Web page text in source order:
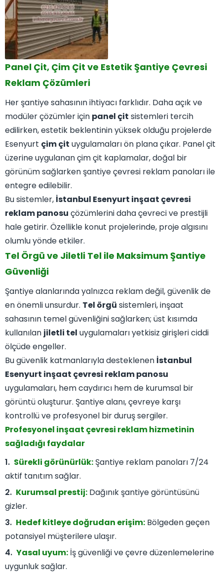
Panel Çit, Çim Çit ve Estetik Şantiye Çevresi
Reklam Çözümleri
Her şantiye sahasının ihtiyacı farklıdır. Daha açık ve
modüler çözümler için panel çit sistemleri tercih
edilirken, estetik beklentinin yüksek olduğu projelerde
Esenyurt çim çit uygulamaları ön plana çıkar. Panel çit
üzerine uygulanan çim çit kaplamalar, doğal bir
görünüm sağlarken şantiye çevresi reklam panoları ile
entegre edilebilir.
Bu sistemler, İstanbul Esenyurt inşaat çevresi
reklam panosu çözümlerini daha çevreci ve prestijli
hale getirir. Özellikle konut projelerinde, proje algısını
olumlu yönde etkiler.
Tel Örgü ve Jiletli Tel ile Maksimum Şantiye
Güvenliği
Şantiye alanlarında yalnızca reklam değil, güvenlik de
en önemli unsurdur. Tel örgü sistemleri, inşaat
sahasının temel güvenliğini sağlarken; üst kısımda
kullanılan jiletli tel uygulamaları yetkisiz girişleri ciddi
ölçüde engeller.
Bu güvenlik katmanlarıyla desteklenen İstanbul
Esenyurt inşaat çevresi reklam panosu
uygulamaları, hem caydırıcı hem de kurumsal bir
görüntü oluşturur. Şantiye alanı, çevreye karşı
kontrollü ve profesyonel bir duruş sergiler.
Profesyonel inşaat çevresi reklam hizmetinin
sağladığı faydalar
Sürekli görünürlük: Şantiye reklam panoları 7/24
aktif tanıtım sağlar.
Kurumsal prestij: Dağınık şantiye görüntüsünü
gizler.
Hedef kitleye doğrudan erişim: Bölgeden geçen
potansiyel müşterilere ulaşır.
Yasal uyum: İş güvenliği ve çevre düzenlemelerine
uygunluk sağlar.